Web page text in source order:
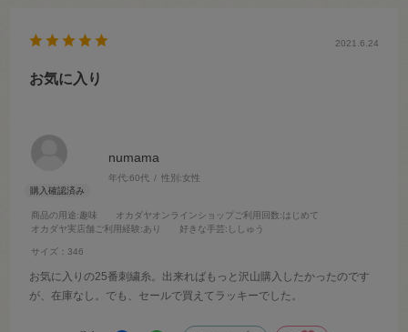
numama
年代:60代 性別:女性
商品の用途:趣味 オカダヤオンラインショップご利用回数:はじめて
オカダヤ実店舗ご利用経験:あり 好きな手芸:ししゅう
サイズ：346
2021.6.24
お気に入り
お気に入りの25番刺繍糸。出来ればもっと沢山購入したかったのです
が、在庫なし。でも、セールで買えてラッキーでした。